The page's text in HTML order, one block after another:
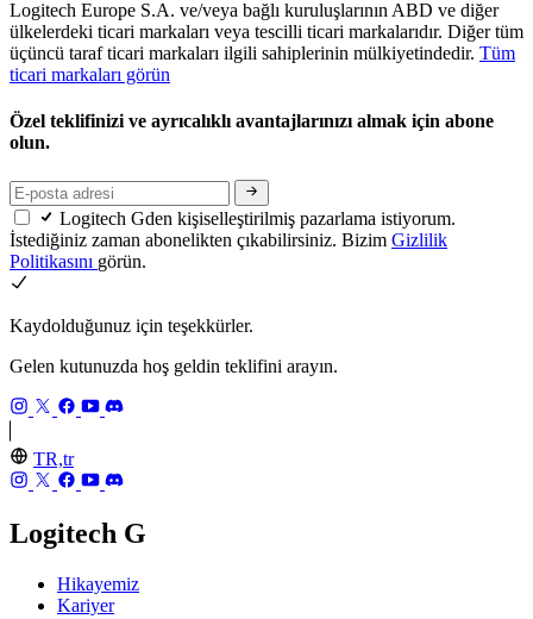
Logitech Europe S.A. ve/veya bağlı kuruluşlarının ABD ve diğer
ülkelerdeki ticari markaları veya tescilli ticari markalarıdır. Diğer tüm
üçüncü taraf ticari markaları ilgili sahiplerinin mülkiyetindedir. Tüm
ticari markaları görün
Özel teklifinizi ve ayrıcalıklı avantajlarınızı almak için abone
olun.
Logitech Gden kişiselleştirilmiş pazarlama istiyorum.
İstediğiniz zaman abonelikten çıkabilirsiniz. Bizim Gizlilik
Politikasını görün.
Kaydolduğunuz için teşekkürler.
Gelen kutunuzda hoş geldin teklifini arayın.
TR,tr
Logitech G
Hikayemiz
Kariyer